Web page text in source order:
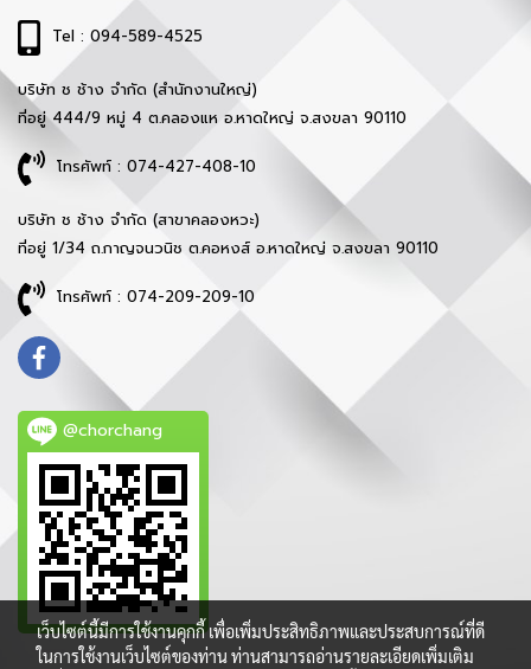
Tel : 094-589-4525
บริษัท ช ช้าง จำกัด (สำนักงานใหญ่)
ที่อยู่ 444/9 หมู่ 4 ต.คลองแห อ.หาดใหญ่ จ.สงขลา 90110
โทรศัพท์ : 074-427-408-10
บริษัท ช ช้าง จำกัด (สาขาคลองหวะ)
ที่อยู่ 1/34 ถ.กาญจนวนิช ต.คอหงส์ อ.หาดใหญ่ จ.สงขลา 90110
โทรศัพท์ : 074-209-209-10
@chorchang
เว็บไซต์นี้มีการใช้งานคุกกี้ เพื่อเพิ่มประสิทธิภาพและประสบการณ์ที่ดี
ในการใช้งานเว็บไซต์ของท่าน ท่านสามารถอ่านรายละเอียดเพิ่มเติม